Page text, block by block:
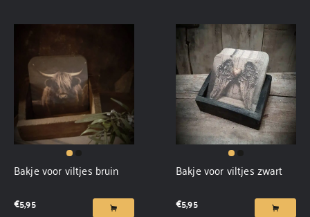
Bakje voor viltjes bruin
€5,95
Bakje voor viltjes zwart
€5,95